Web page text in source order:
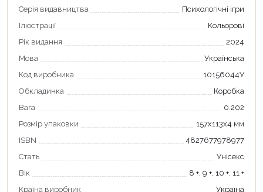
Серія видавництва
Психологічні ігри
Ілюстрації
Кольорові
Рік видання
2024
Мова
Українська
Код виробника
10156044У
Обкладинка
Коробка
Вага
0.202
Розмір упаковки
157x113x4 мм
ISBN
4827677978977
Стать
Унісекс
Вік
8 +, 9 +, 10 +, 11 +
Країна виробник
Україна